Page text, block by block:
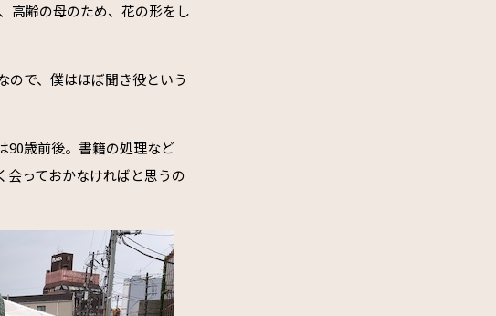
高齢の母のため、花の形をし
ので、僕はほぼ聞き役という
90歳前後。書籍の処理など
会っておかなければと思うの